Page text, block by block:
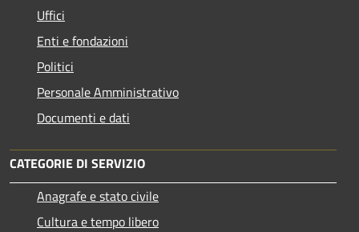
Uffici
Enti e fondazioni
Politici
Personale Amministrativo
Documenti e dati
CATEGORIE DI SERVIZIO
Anagrafe e stato civile
Cultura e tempo libero